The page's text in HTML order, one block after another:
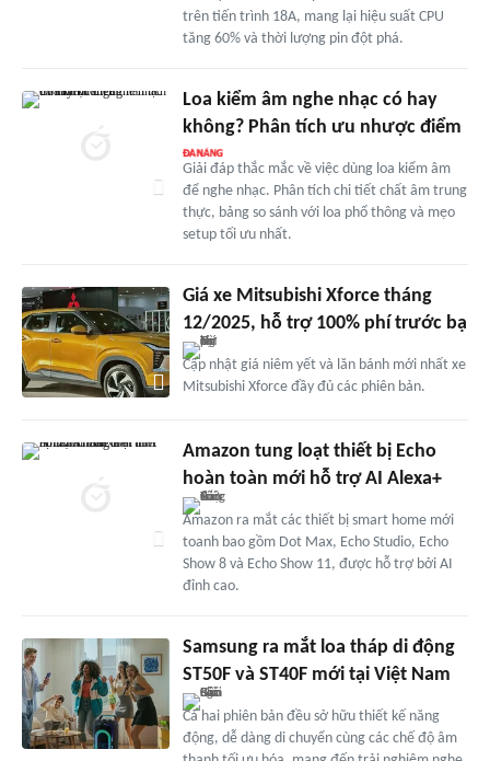
trên tiến trình 18A, mang lại hiệu suất CPU
tăng 60% và thời lượng pin đột phá.
Loa kiểm âm nghe nhạc có hay
không? Phân tích ưu nhược điểm
Giải đáp thắc mắc về việc dùng loa kiểm âm
để nghe nhạc. Phân tích chi tiết chất âm trung
thực, bảng so sánh với loa phổ thông và mẹo
setup tối ưu nhất.
Giá xe Mitsubishi Xforce tháng
12/2025, hỗ trợ 100% phí trước bạ
Cập nhật giá niêm yết và lăn bánh mới nhất xe
Mitsubishi Xforce đầy đủ các phiên bản.
Amazon tung loạt thiết bị Echo
hoàn toàn mới hỗ trợ AI Alexa+
Amazon ra mắt các thiết bị smart home mới
toanh bao gồm Dot Max, Echo Studio, Echo
Show 8 và Echo Show 11, được hỗ trợ bởi AI
đỉnh cao.
Samsung ra mắt loa tháp di động
ST50F và ST40F mới tại Việt Nam
Cả hai phiên bản đều sở hữu thiết kế năng
động, dễ dàng di chuyển cùng các chế độ âm